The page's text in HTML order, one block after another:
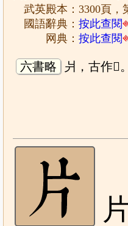
武英殿本：3300頁
國語辭典：按此查閱
网典：按此查閱
六書略 爿，古作𤕪